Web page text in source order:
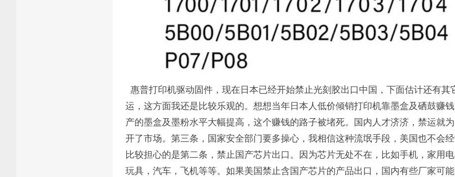
惠普打印机驱动固件，现在日本已经开始禁止光刻胶出口中国，下面估计还有其
运，这方面我还是比较乐观的。想想当年日本人低价倾销打印机靠墨盒及硒鼓赚
产的墨盒及墨粉水平大幅提高，这个赚钱的路子被堵死。国内人才济济，禁运就
开了市场。第三条，国家安全部门要多操心，我相信这种流氓手段，美国也不会
比较担心的是第二条，禁止国产芯片出口。因为芯片无处不在，比如手机，家用
玩具，汽车，飞机等等。如果美国禁止含国产芯片的产品出口，国内有些厂家可